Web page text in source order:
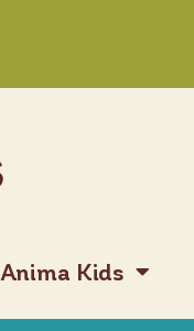
Anima Kids